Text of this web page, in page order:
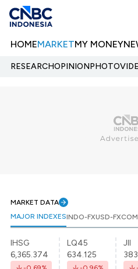
HOMEMARKETMY MONEY
RESEARCHOPINIONPHOTO
MARKET DATA
MAJOR INDEXESINDO-FXUSD-FX
IHSG
6,365.374
LQ45
634.125
JII